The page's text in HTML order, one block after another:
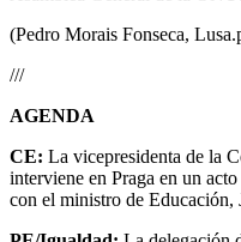
(Pedro Morais Fonseca,
///
AGENDA
CE: La vicepresidenta de la
interviene en Praga en un
con el ministro de